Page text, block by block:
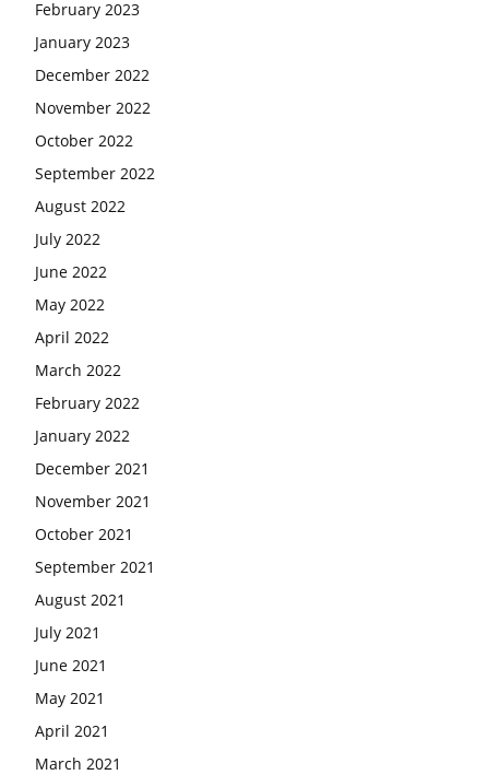
February 2023
January 2023
December 2022
November 2022
October 2022
September 2022
August 2022
July 2022
June 2022
May 2022
April 2022
March 2022
February 2022
January 2022
December 2021
November 2021
October 2021
September 2021
August 2021
July 2021
June 2021
May 2021
April 2021
March 2021